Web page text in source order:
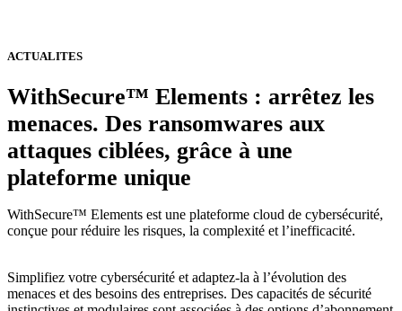
ACTUALITES
WithSecure™ Elements : arrêtez les
menaces. Des ransomwares aux
attaques ciblées, grâce à une
plateforme unique
WithSecure™ Elements est une plateforme cloud de cybersécurité,
conçue pour réduire les risques, la complexité et l’inefficacité.
Simplifiez votre cybersécurité et adaptez-la à l’évolution des
menaces et des besoins des entreprises. Des capacités de sécurité